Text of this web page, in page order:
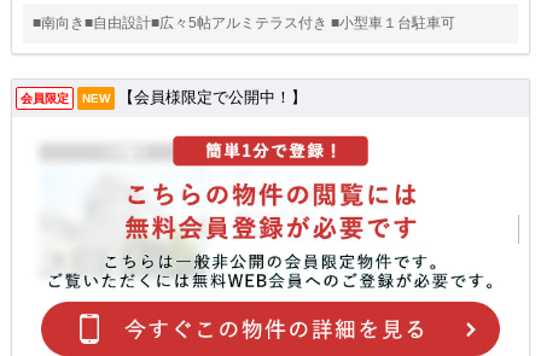
■南向き■自由設計■広々5帖アルミテラス付き ■小型車１台駐車可
会員限定 NEW 【会員様限定で公開中！】